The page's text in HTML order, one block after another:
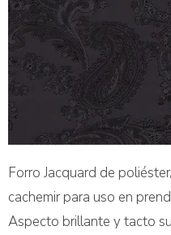
Forro Jacquard de
cachemir para uso en
Aspecto brillante y tacto